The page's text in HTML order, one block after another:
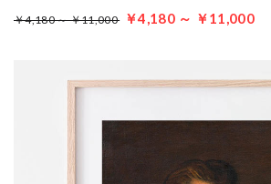
￥4,180 ～ ￥11,000 ￥4,180 ～ ￥11,000